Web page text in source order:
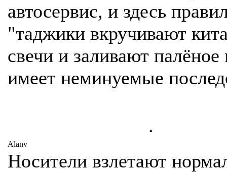
автосервис, и здесь
"таджики вкручивают
свечи и заливают
имеет неминуемые
.
Alanv
Носители взлетают